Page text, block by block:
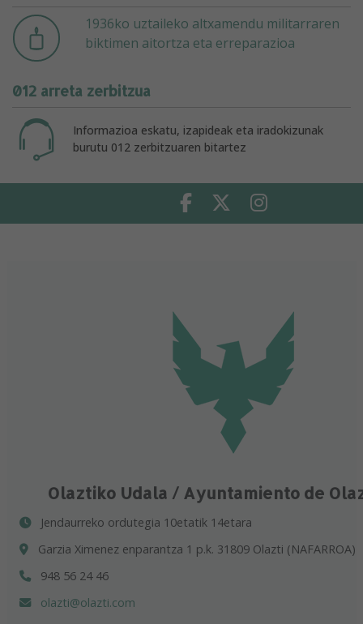
1936ko uztaileko altxamendu militarraren
biktimen aitortza eta erreparazioa
012 arreta zerbitzua
Informazioa eskatu, izapideak eta iradokizunak
burutu 012 zerbitzuaren bitartez
Facebook Twitter Instagram
Olaztiko Udala / Ayuntamiento de
Jendaurreko ordutegia 10etatik 14etara
Garzia Ximenez enparantza 1 p.k. 31809 Olazti (NAFARROA)
948 56 24 46
olazti@olazti.com